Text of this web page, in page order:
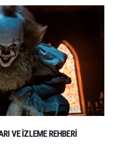
VE İZLEME REHBERI